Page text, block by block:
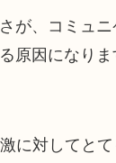
が、コミュ
原因になり
に対してと